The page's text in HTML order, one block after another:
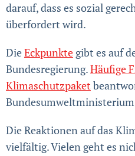
darauf, dass es sozial
überfordert wird.
DieEckpunkte gibt es auf
Bundesregierung.Häufige
Klimaschutzpaket
Die Reaktionen auf das
vielfältig. Vielen geht es